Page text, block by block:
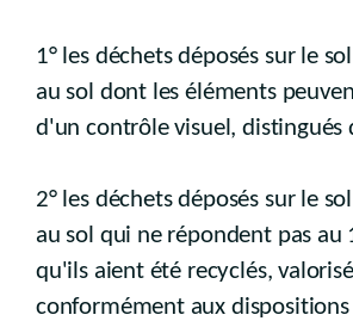
1° les déchets déposés sur le
au sol dont les éléments
d'un contrôle visuel, distingués
2° les déchets déposés sur le
au sol qui ne répondent pas au
qu'ils aient été recyclés,
conformément aux dispositions